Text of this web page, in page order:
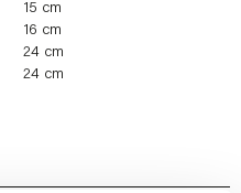
15 cm
16 cm
24 cm
24 cm